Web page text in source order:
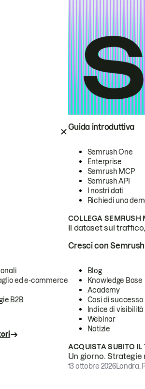
Guida introduttiva
Semrush One
Enterprise
Semrush MCP
Semrush API
I nostri dati
Richiedi una
COLLEGA SEMRUSH
Il dataset sul
ed e-commerce
B2B
Cresci con Semrush
Blog
Knowledge Base
Academy
Casi di successo
Indice di visibilità
Webinar
Notizie
ACQUISTA SUBITO IL
Un giorno.
13 ottobre 2026Londra,